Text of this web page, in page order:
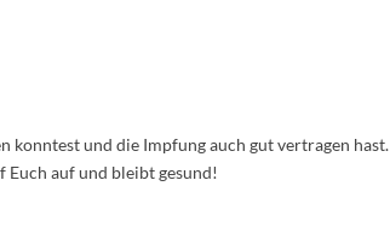
konntest und die Impfung auch gut vertragen hast.
Euch auf und bleibt gesund!